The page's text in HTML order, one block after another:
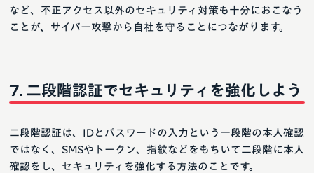
など、不正アクセス以外のセキュリティ対策も十分におこなう
ことが、サイバー攻撃から自社を守ることにつながります。
二段階認証でセキュリティを強化しよう
二段階認証は、IDとパスワードの入力という一段階の本人確認
ではなく、SMSやトークン、指紋などをもちいて二段階に本人
確認をし、セキュリティを強化する方法のことです。